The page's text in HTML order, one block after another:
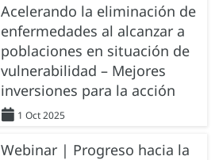
Acelerando la eliminación de
enfermedades al alcanzar a
poblaciones en situación de
vulnerabilidad – Mejores
inversiones para la acción
1 Oct 2025
Webinar | Progreso hacia la